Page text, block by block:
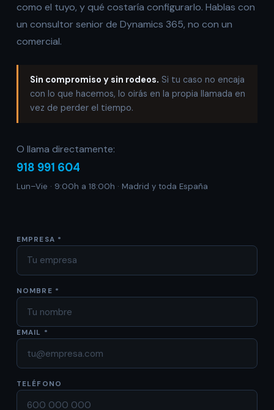
como el tuyo, y qué costaría configurarlo. Hablas con
un consultor senior de Dynamics 365, no con un
comercial.
Sin compromiso y sin rodeos. Si tu caso no encaja
con lo que hacemos, lo oirás en la propia llamada en
vez de perder el tiempo.
O llama directamente:
918 991 604
Lun–Vie · 9:00h a 18:00h · Madrid y toda España
EMPRESA *
NOMBRE *
EMAIL *
TELÉFONO